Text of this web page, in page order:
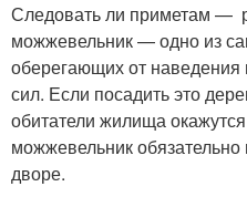
Следовать ли приметам —
можжевельник — одно из
оберегающих от наведения
сил. Если посадить это
обитатели жилища
можжевельник
дворе.